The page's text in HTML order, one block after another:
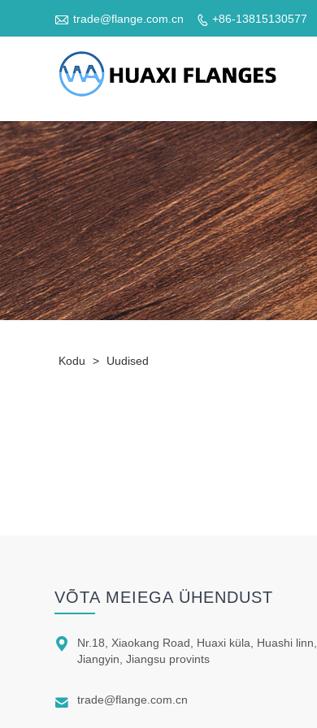
 trade@flange.com.cn  +86-13815130577
Kodu > Uudised
VÕTA MEIEGA ÜHENDUST

Nr.18, Xiaokang Road, Huaxi küla, Huashi linn,
Jiangyin, Jiangsu provints
 trade@flange.com.cn